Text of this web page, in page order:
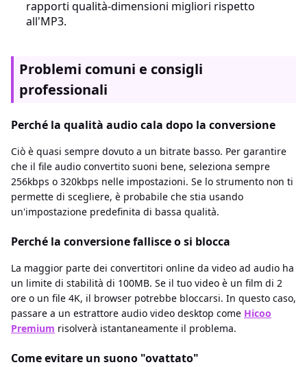
rapporti qualità-dimensioni migliori rispetto
all'MP3.
Problemi comuni e consigli
professionali
Perché la qualità audio cala dopo la conversione
Ciò è quasi sempre dovuto a un bitrate basso. Per garantire
che il file audio convertito suoni bene, seleziona sempre
256kbps o 320kbps nelle impostazioni. Se lo strumento non ti
permette di scegliere, è probabile che stia usando
un'impostazione predefinita di bassa qualità.
Perché la conversione fallisce o si blocca
La maggior parte dei convertitori online da video ad audio ha
un limite di stabilità di 100MB. Se il tuo video è un film di 2
ore o un file 4K, il browser potrebbe bloccarsi. In questo caso,
passare a un estrattore audio video desktop come Hicoo
Premium risolverà istantaneamente il problema.
Come evitare un suono "ovattato"